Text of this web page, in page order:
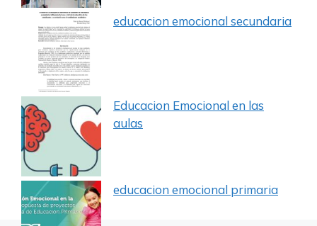
educacion emocional secundaria
Educacion Emocional en las
aulas
educacion emocional primaria